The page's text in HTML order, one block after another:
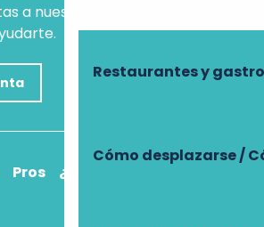
Restaurantes y
Cómo desplazarse /
a nuestro asistente virtual, que
Pros ¿Cómo llegar?